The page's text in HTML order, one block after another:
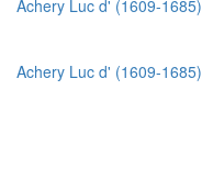
Achery Luc d' (1609-1685)
Achery Luc d' (1609-1685)